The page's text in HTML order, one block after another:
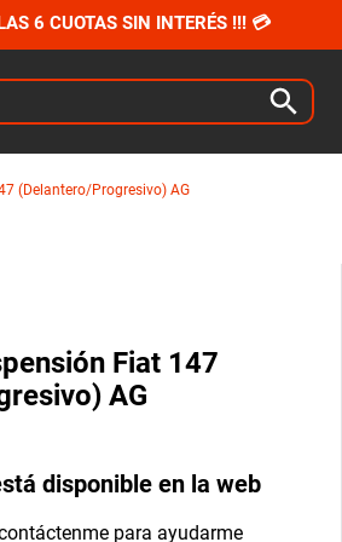
6 CUOTAS SIN INTERÉS !!! 💳
(Delantero/Progresivo) AG
Fiat 147
AG
disponible en la web
para ayudarme